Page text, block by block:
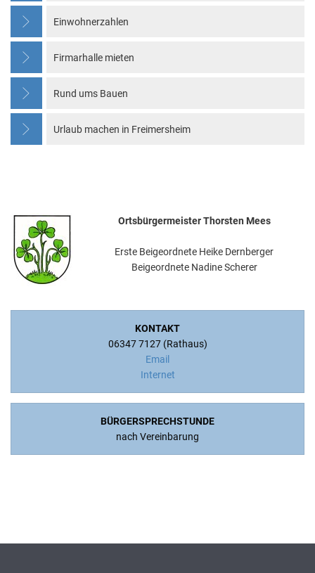
Einwohnerzahlen
Firmarhalle mieten
Rund ums Bauen
Urlaub machen in Freimersheim
Ortsbürgermeister Thorsten Mees
Erste Beigeordnete Heike Dernberger
Beigeordnete Nadine Scherer
KONTAKT
06347 7127 (Rathaus)
Email
Internet
BÜRGERSPRECHSTUNDE
nach Vereinbarung